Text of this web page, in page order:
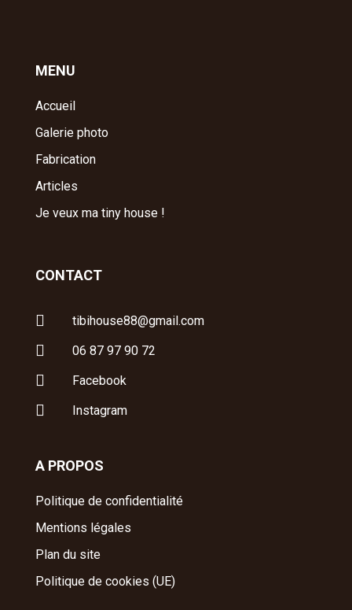
MENU
Accueil
Galerie photo
Fabrication
Articles
Je veux ma tiny house !
CONTACT
 tibihouse88@gmail.com
 06 87 97 90 72
 Facebook
 Instagram
A PROPOS
Politique de confidentialité
Mentions légales
Plan du site
Politique de cookies (UE)